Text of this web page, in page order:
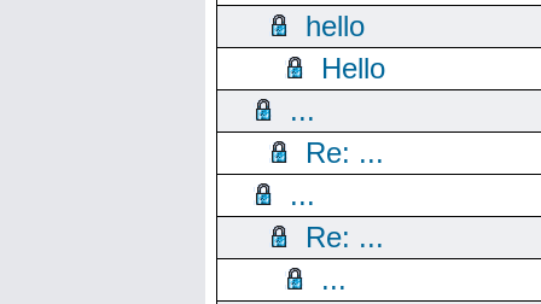
hello
Hello
...
Re: ...
...
Re: ...
...